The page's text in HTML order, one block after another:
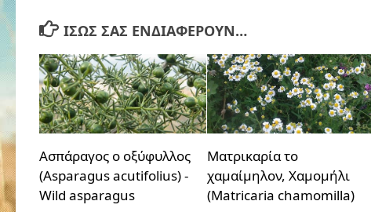
ΊΣΩΣ ΣΑΣ ΕΝΔΙΑΦΈΡΟΥΝ…
Ασπάραγος ο οξύφυλλος
(Asparagus acutifolius) -
Wild asparagus
Ματρικαρία το
χαμαίμηλον, Χαμομήλι
(Matricaria chamomilla)